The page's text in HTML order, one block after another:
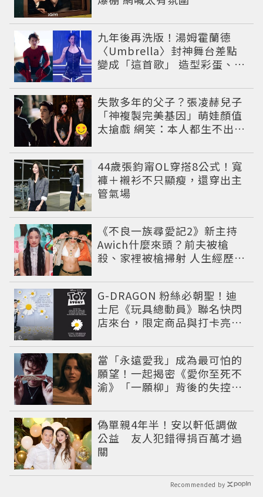
九年後再洗版！湯姆霍蘭德
〈Umbrella〉封神舞台差點
變成「這首歌」 造型彩蛋、暖
失散多年的父子？張凌赫兒子
「神複製完美基因」萌娃顏值
太搶戲 網笑：本人都生不出這
44歲張鈞甯OL穿搭8公式！寬
褲＋襯衫不只顯瘦，還穿出主
管氣場
《不良一族尋愛記2》新主持
Awich什麼來頭？前夫被槍
殺、家裡被槍掃射 人生經歷比
G-DRAGON 粉絲必朝聖！迪
士尼《玩具總動員》聯名快閃
店來台，限定商品與打卡亮點
當「永遠愛我」成為最可怕的
願望！一起揭密《愛你至死不
渝》「一願柳」背後的失控愛
偽單親4年半！安以軒低調做
公益 友人犯錯得捐百萬才過
關
Recommended by